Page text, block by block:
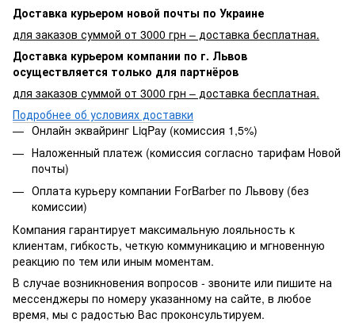
Доставка курьером новой почты по Украине
для заказов суммой от 3000 грн – доставка бесплатная.
Доставка курьером компании по г. Львов
осуществляется только для партнёров
для заказов суммой от 3000 грн – доставка бесплатная.
Подробнее об условиях доставки
Онлайн эквайринг LiqPay (комиссия 1,5%)
Наложенный платеж (комиссия согласно тарифам Новой
почты)
Оплата курьеру компании ForBarber по Львову (без
комиссии)
Компания гарантирует максимальную лояльность к
клиентам, гибкость, четкую коммуникацию и мгновенную
реакцию по тем или иным моментам.
В случае возникновения вопросов - звоните или пишите на
мессенджеры по номеру указанному на сайте, в любое
время, мы с радостью Вас проконсультируем.